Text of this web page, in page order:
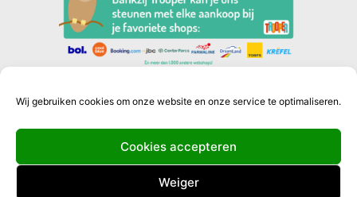
Wij gebruiken cookies om onze website en onze service te optimaliseren.
Cookies accepteren
Weiger
Privacyverklaring